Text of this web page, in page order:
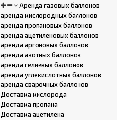
Аренда газовых баллонов
аренда кислородных баллонов
аренда пропановых баллонов
аренда ацетиленовых баллонов
аренда аргоновых баллонов
аренда азотных баллонов
аренда гелиевых баллонов
аренда углекислотных баллонов
аренда сварочных баллонов
Доставка кислорода
Доставка пропана
Доставка ацетилена